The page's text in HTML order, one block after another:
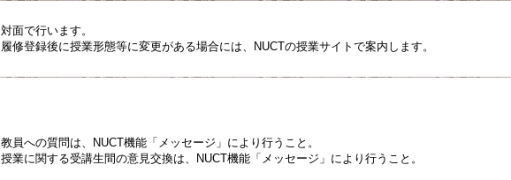
対面で行います。
履修登録後に授業形態等に変更がある場合には、NUCTの授業サイトで案内します。
教員への質問は、NUCT機能「メッセージ」により行うこと。
授業に関する受講生間の意見交換は、NUCT機能「メッセージ」により行うこと。